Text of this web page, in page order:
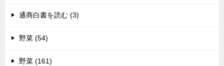
通商白書を読む (3)
野菜 (54)
野菜 (161)